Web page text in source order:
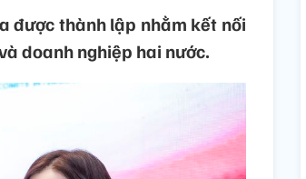
được thành lập nhằm kết nối
doanh nghiệp hai nước.